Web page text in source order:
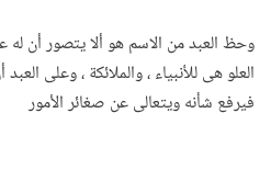
وحظ العبد من الاسم هو ألا يتصور أن
العلو هى للأنبياء ، والملائكة ، وعلى
فيرفع شأنه ويتعالى عن صغائر الأمور